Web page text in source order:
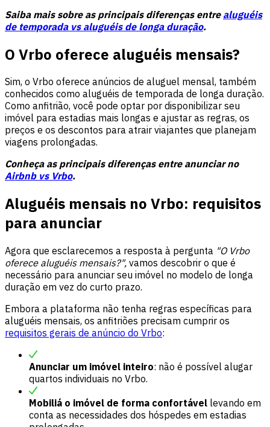
Saiba mais sobre as principais diferenças entre aluguéis
de temporada vs aluguéis de longa duração.
O Vrbo oferece aluguéis mensais?
Sim, o Vrbo oferece anúncios de aluguel mensal, também
conhecidos como aluguéis de temporada de longa duração.
Como anfitrião, você pode optar por disponibilizar seu
imóvel para estadias mais longas e ajustar as regras, os
preços e os descontos para atrair viajantes que planejam
viagens prolongadas.
Conheça as principais diferenças entre anunciar no
Airbnb vs Vrbo.
Aluguéis mensais no Vrbo: requisitos
para anunciar
Agora que esclarecemos a resposta à pergunta "O Vrbo
oferece aluguéis mensais?", vamos descobrir o que é
necessário para anunciar seu imóvel no modelo de longa
duração em vez do curto prazo.
Embora a plataforma não tenha regras específicas para
aluguéis mensais, os anfitriões precisam cumprir os
requisitos gerais de anúncio do Vrbo:
Anunciar um imóvel inteiro: não é possível alugar
quartos individuais no Vrbo.
Mobiliá o imóvel de forma confortável levando em
conta as necessidades dos hóspedes em estadias